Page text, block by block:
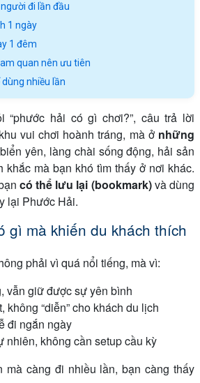
đi lần đầu
1 ngày
1 đêm
quan nên ưu tiên
nhiều lần
“phước hải có gì chơi?”, câu trả lời
vui chơi hoành tráng, mà ở những
yên, làng chài sống động, hải sản
khắc mà bạn khó tìm thấy ở nơi khác.
có thể lưu lại (bookmark)và dùng
lại Phước Hải.
gì mà khiến du khách thích
phải vì quá nổi tiếng, mà vì:
vẫn giữ được sự yên bình
không “diễn” cho khách du lịch
đi ngắn ngày
nhiên, không cần setup cầu kỳ
càng đi nhiều lần, bạn càng thấy